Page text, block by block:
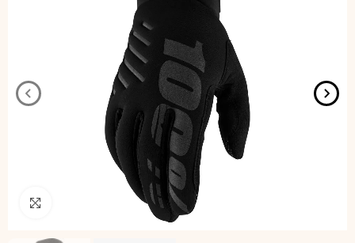
Pincha para agrandar